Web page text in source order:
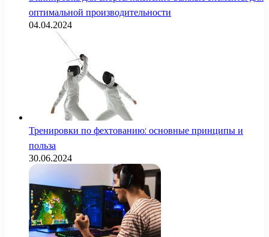
оптимальной производительности
04.04.2024
Тренировки по фехтованию: основные принципы и
польза
30.06.2024